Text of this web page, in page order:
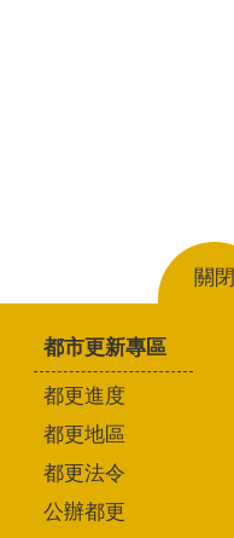
關閉
都市更新專區
都更進度
都更地區
都更法令
公辦都更